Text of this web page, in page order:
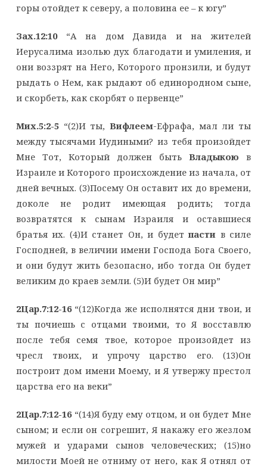
горы отойдет к северу, а половина ее – к югу”
Зах.12:10“А на дом Давида и на жителей
Иерусалима изолью дух благодати и умиления, и
они воззрят на Него, Которого пронзили, и будут
рыдать о Нем, как рыдают об единородном сыне,
и скорбеть, как скорбят о первенце”
Мих.5:2-5 “(2)И ты,Вифлеем-Ефрафа, мал ли ты
между тысячами Иудиными? из тебя произойдет
Мне Тот, Который должен бытьВладыкою в
Израиле и Которого происхождение из начала, от
дней вечных. (3)Посему Он оставит их до времени,
доколе не родит имеющая родить; тогда
возвратятся к сынам Израиля и оставшиеся
братья их. (4)И станет Он, и будетпасти в силе
Господней, в величии имени Господа Бога Своего,
и они будут жить безопасно, ибо тогда Он будет
великим до краев земли. (5)И будет Он мир”
2Цар.7:12-16“(12)Когда же исполнятся дни твои, и
ты почиешь с отцами твоими, то Я восставлю
после тебя семя твое, которое произойдет из
чресл твоих, и упрочу царство его. (13)Он
построит дом имени Моему, и Я утвержу престол
царства его на веки”
2Цар.7:12-16“(14)Я буду ему отцом, и он будет Мне
сыном; и если он согрешит, Я накажу его жезлом
мужей и ударами сынов человеческих; (15)но
милости Моей не отниму от него, как Я отнял от